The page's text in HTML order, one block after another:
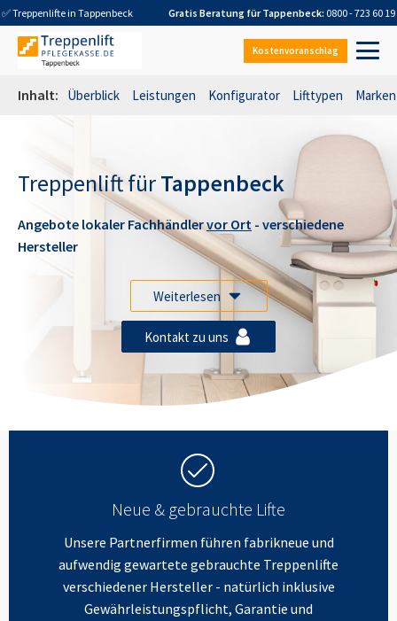
✅ Treppenlifte in Tappenbeck Gratis Beratung fürTappenbeck: 0800 - 723 60 19
Kostenvoranschlag
Inhalt: Überblick Leistungen Konfigurator Lifttypen Marken
Treppenlift fürTappenbeck
Angebote lokaler Fachhändlervor Ort - verschiedene
Hersteller
Weiterlesen
Kontakt zu uns
Neue & gebrauchte Lifte
Unsere Partnerfirmen führen fabrikneue und
aufwendig gewartete gebrauchte Treppenlifte
verschiedener Hersteller - natürlich inklusive
Gewährleistungspflicht, Garantie und